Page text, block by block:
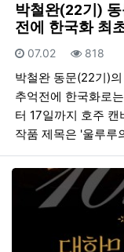
박철완(22기)
전에 한국화 최
등록일
07.02 조회
818
박철완 동문(22기)
추억전에 한국화로
터 17일까지 호주
작품 제목은 '울루루